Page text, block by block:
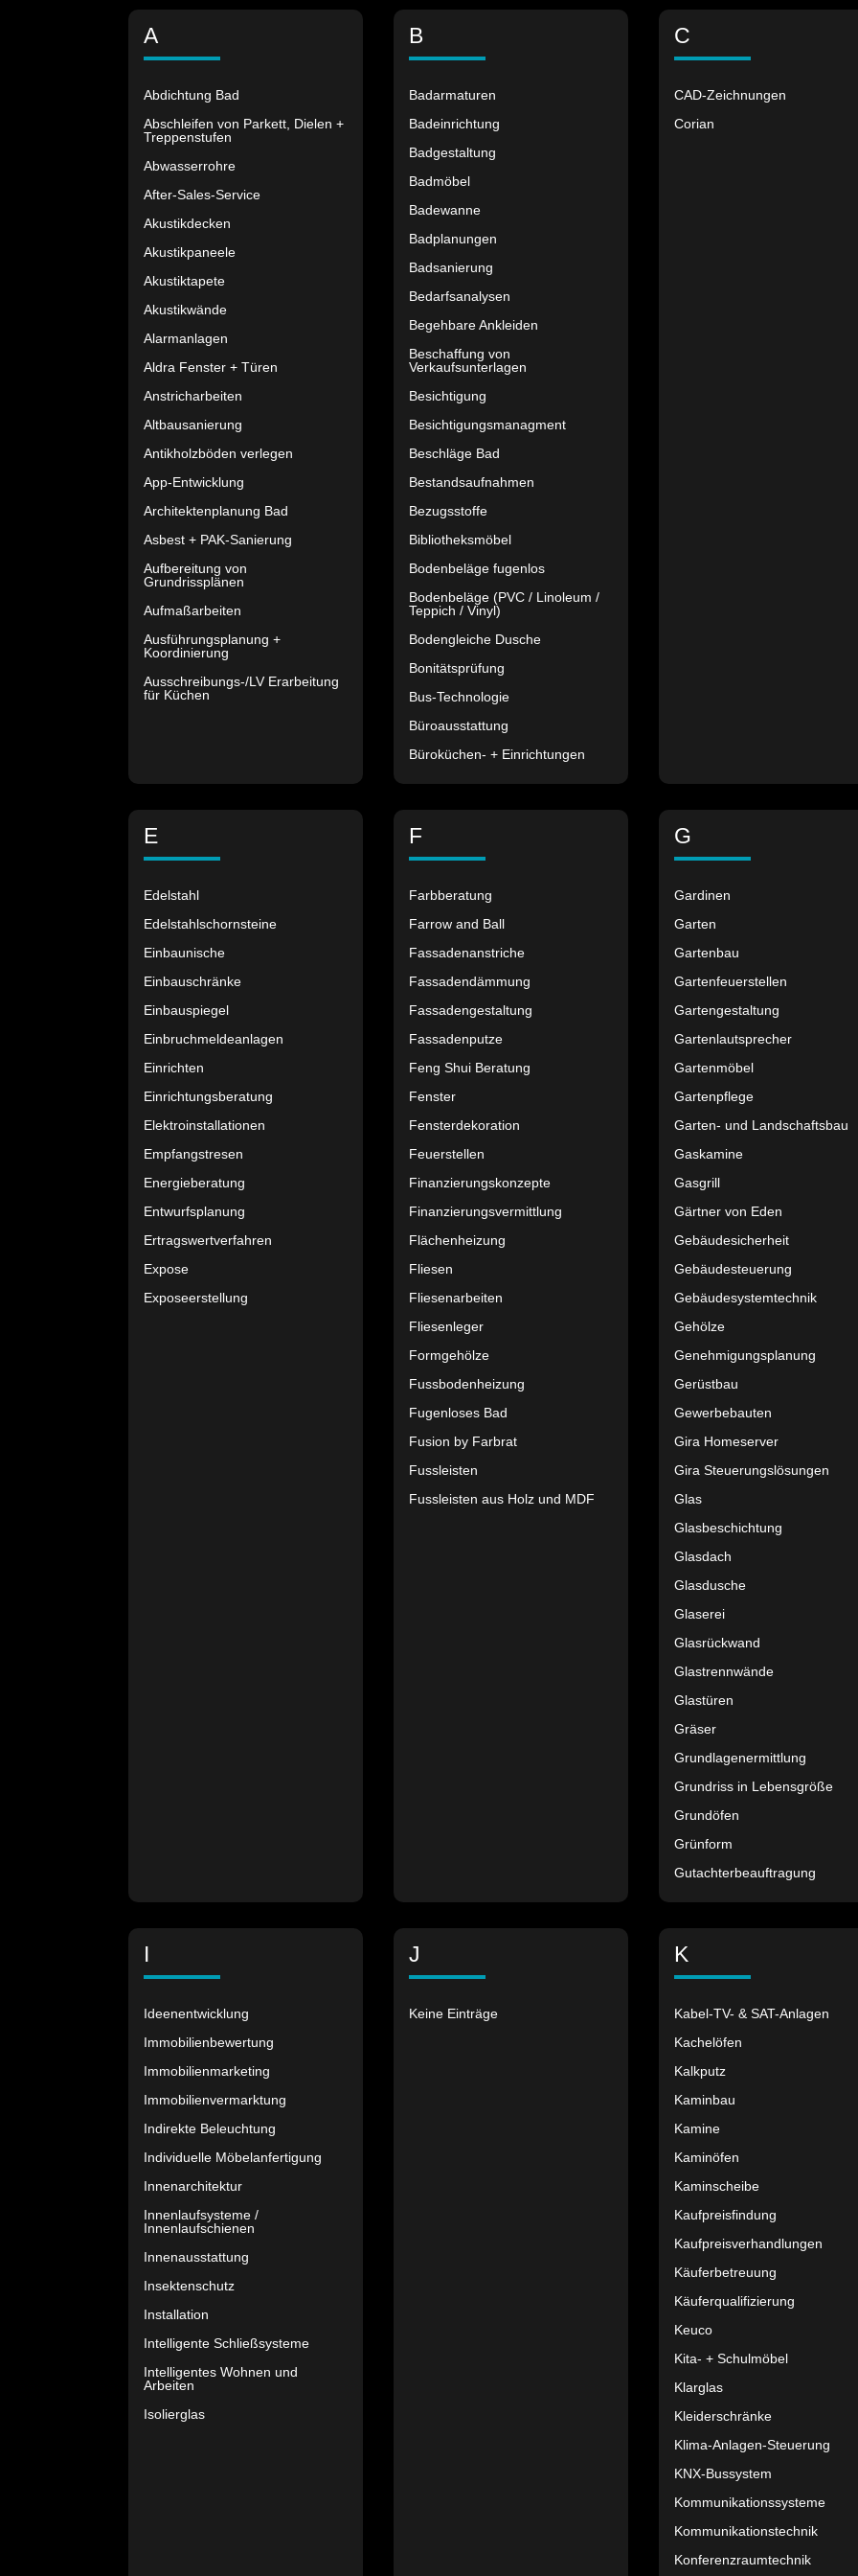
A
Abdichtung Bad
Abschleifen von Parkett, Dielen +
Treppenstufen
Abwasserrohre
After-Sales-Service
Akustikdecken
Akustikpaneele
Akustiktapete
Akustikwände
Alarmanlagen
Aldra Fenster + Türen
Anstricharbeiten
Altbausanierung
Antikholzböden verlegen
App-Entwicklung
Architektenplanung Bad
Asbest + PAK-Sanierung
Aufbereitung von
Grundrissplänen
Aufmaßarbeiten
Ausführungsplanung +
Koordinierung
Ausschreibungs-/LV Erarbeitung
für Küchen
B
Badarmaturen
Badeinrichtung
Badgestaltung
Badmöbel
Badewanne
Badplanungen
Badsanierung
Bedarfsanalysen
Begehbare Ankleiden
Beschaffung von
Verkaufsunterlagen
Besichtigung
Besichtigungsmanagment
Beschläge Bad
Bestandsaufnahmen
Bezugsstoffe
Bibliotheksmöbel
Bodenbeläge fugenlos
Bodenbeläge (PVC / Linoleum /
Teppich / Vinyl)
Bodengleiche Dusche
Bonitätsprüfung
Bus-Technologie
Büroausstattung
Büroküchen- + Einrichtungen
C
CAD-Zeichnungen
Corian
E
Edelstahl
Edelstahlschornsteine
Einbaunische
Einbauschränke
Einbauspiegel
Einbruchmeldeanlagen
Einrichten
Einrichtungsberatung
Elektroinstallationen
Empfangstresen
Energieberatung
Entwurfsplanung
Ertragswertverfahren
Expose
Exposeerstellung
F
Farbberatung
Farrow and Ball
Fassadenanstriche
Fassadendämmung
Fassadengestaltung
Fassadenputze
Feng Shui Beratung
Fenster
Fensterdekoration
Feuerstellen
Finanzierungskonzepte
Finanzierungsvermittlung
Flächenheizung
Fliesen
Fliesenarbeiten
Fliesenleger
Formgehölze
Fussbodenheizung
Fugenloses Bad
Fusion by Farbrat
Fussleisten
Fussleisten aus Holz und MDF
G
Gardinen
Garten
Gartenbau
Gartenfeuerstellen
Gartengestaltung
Gartenlautsprecher
Gartenmöbel
Gartenpflege
Garten- und Landschaftsbau
Gaskamine
Gasgrill
Gärtner von Eden
Gebäudesicherheit
Gebäudesteuerung
Gebäudesystemtechnik
Gehölze
Genehmigungsplanung
Gerüstbau
Gewerbebauten
Gira Homeserver
Gira Steuerungslösungen
Glas
Glasbeschichtung
Glasdach
Glasdusche
Glaserei
Glasrückwand
Glastrennwände
Glastüren
Gräser
Grundlagenermittlung
Grundriss in Lebensgröße
Grundöfen
Grünform
Gutachterbeauftragung
I
Ideenentwicklung
Immobilienbewertung
Immobilienmarketing
Immobilienvermarktung
Indirekte Beleuchtung
Individuelle Möbelanfertigung
Innenarchitektur
Innenlaufsysteme /
Innenlaufschienen
Innenausstattung
Insektenschutz
Installation
Intelligente Schließsysteme
Intelligentes Wohnen und
Arbeiten
Isolierglas
J
Keine Einträge
K
Kabel-TV- & SAT-Anlagen
Kachelöfen
Kalkputz
Kaminbau
Kamine
Kaminöfen
Kaminscheibe
Kaufpreisfindung
Kaufpreisverhandlungen
Käuferbetreuung
Käuferqualifizierung
Keuco
Kita- + Schulmöbel
Klarglas
Kleiderschränke
Klima-Anlagen-Steuerung
KNX-Bussystem
Kommunikationssysteme
Kommunikationstechnik
Konferenzraumtechnik